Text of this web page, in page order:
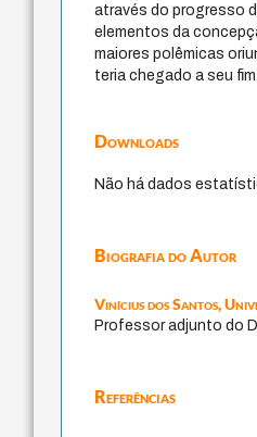
através do progresso
elementos da
maiores polêmicas
teria chegado a seu fim.
Downloads
Não há dados
Biografia do Autor
Vinícius dos Santos,
Professor adjunto do
Referências